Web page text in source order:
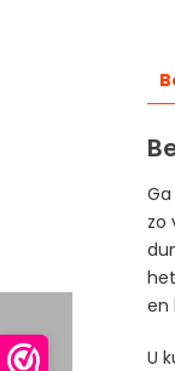
zo
en
U